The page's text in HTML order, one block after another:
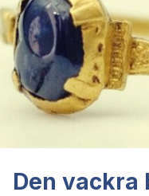
Den vackra